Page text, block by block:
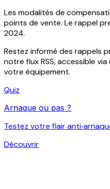
Les modalités de
points de vente. Le rappel
2024.
Restez informé des rappels
notre flux RSS, accessible
votre équipement.
Quiz
Arnaque ou pas ?
Testez votre flair
Découvrir